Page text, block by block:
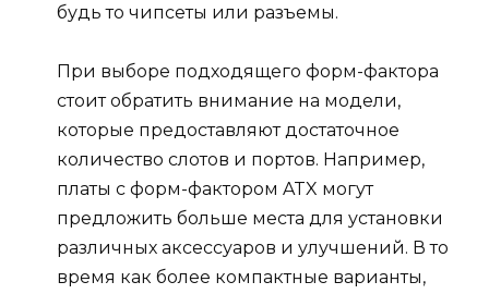
будь то чипсеты или разъемы.
При выборе подходящего форм-фактора
стоит обратить внимание на модели,
которые предоставляют достаточное
количество слотов и портов. Например,
платы с форм-фактором ATX могут
предложить больше места для установки
различных аксессуаров и улучшений. В то
время как более компактные варианты,